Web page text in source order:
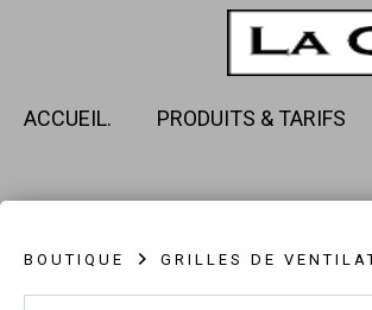
ACCUEIL. PRODUITS & TARIFS
BOUTIQUE GRILLES DE